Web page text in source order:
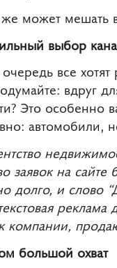
же может
выбор
все
вдруг
Это особенно
автомобили,
заявок на
долго, и слово
компании,
большой охват